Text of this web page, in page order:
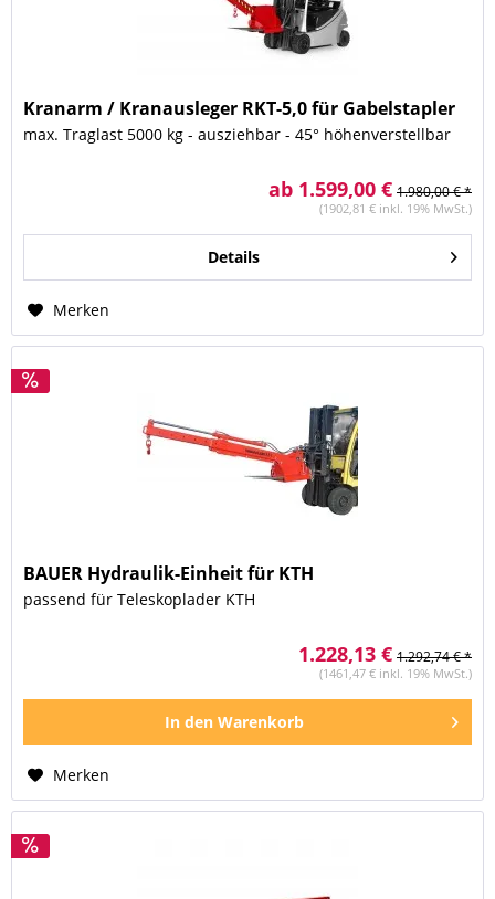
Kranarm / Kranausleger RKT-5,0 für Gabelstapler
max. Traglast 5000 kg - ausziehbar - 45° höhenverstellbar
ab 1.599,00 € 1.980,00 € *
(1902,81 € inkl. 19% MwSt.)
Details
Merken
BAUER Hydraulik-Einheit für KTH
passend für Teleskoplader KTH
1.228,13 € 1.292,74 € *
(1461,47 € inkl. 19% MwSt.)
In den Warenkorb
Merken